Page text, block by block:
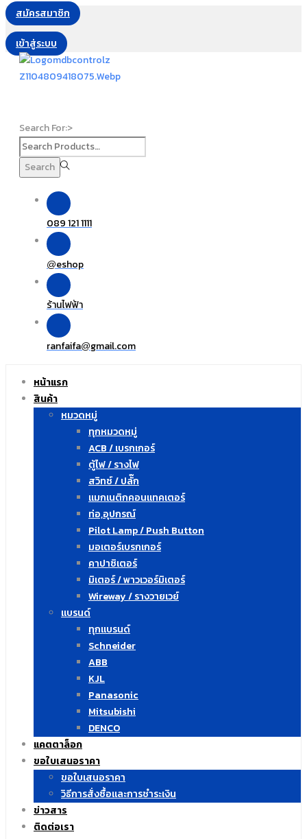
สมัครสมาชิก
เข้าสู่ระบบ
Search For:>
Search
089 121 1111
@eshop
ร้านไฟฟ้า
ranfaifa@gmail.com
หน้าแรก
สินค้า
หมวดหมู่
ทุกหมวดหมู่
ACB / เบรกเกอร์
ตู้ไฟ / รางไฟ
สวิทซ์ / ปลั๊ก
แมกเนติกคอนแทคเตอร์
ท่อ,อุปกรณ์
Pilot Lamp / Push Button
มอเตอร์เบรกเกอร์
คาปาซิเตอร์
มิเตอร์ / พาวเวอร์มิเตอร์
Wireway / รางวายเวย์
แบรนด์
ทุกแบรนด์
Schneider
ABB
KJL
Panasonic
Mitsubishi
DENCO
แคตตาล็อก
ขอใบเสนอราคา
ขอใบเสนอราคา
วิธีการสั่งซื้อและการชำระเงิน
ข่าวสาร
ติดต่อเรา